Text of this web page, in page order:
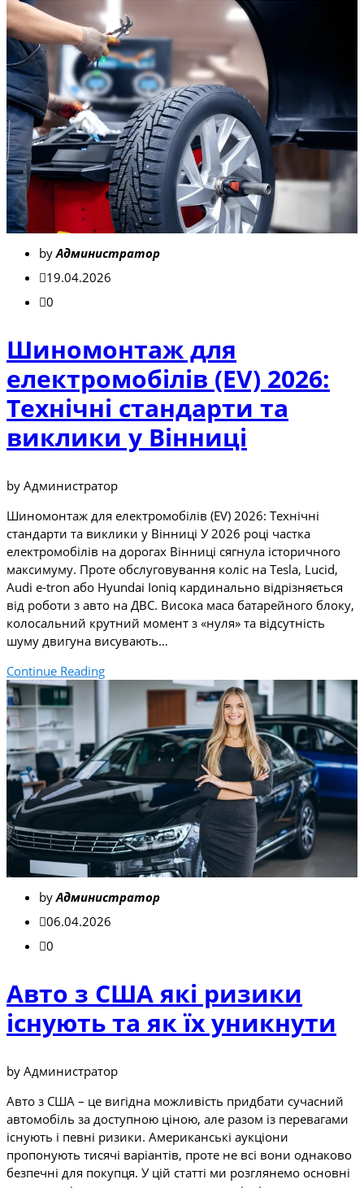
byАдминистратор
19.04.2026
0
Шиномонтаж для
електромобілів (EV) 2026:
Технічні стандарти та
виклики у Вінниці
by Администратор
Шиномонтаж для електромобілів (EV) 2026: Технічні
стандарти та виклики у Вінниці У 2026 році частка
електромобілів на дорогах Вінниці сягнула історичного
максимуму. Проте обслуговування коліс на Tesla, Lucid,
Audi e-tron або Hyundai Ioniq кардинально відрізняється
від роботи з авто на ДВС. Висока маса батарейного блоку,
колосальний крутний момент з «нуля» та відсутність
шуму двигуна висувають…
Continue Reading
byАдминистратор
06.04.2026
0
Авто з США які ризики
існують та як їх уникнути
by Администратор
Авто з США – це вигідна можливість придбати сучасний
автомобіль за доступною ціною, але разом із перевагами
існують і певні ризики. Американські аукціони
пропонують тисячі варіантів, проте не всі вони однаково
безпечні для покупця. У цій статті ми розглянемо основні